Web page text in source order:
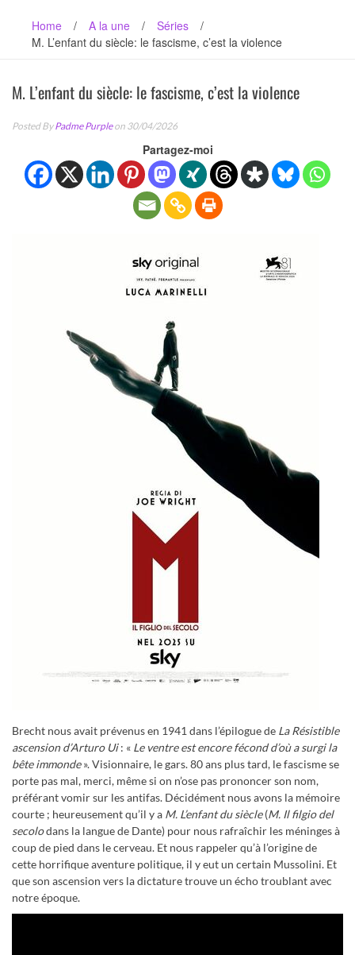
Home / A la une / Séries
/
M. L’enfant du siècle: le fascisme, c’est la violence
M. L’enfant du siècle: le fascisme, c’est la violence
Posted ByPadme Purpleon 30/04/2026
Partagez-moi
Brecht nous avait prévenus en 1941 dans l’épilogue de La Résistible
ascension d’Arturo Ui: « Le ventre est encore fécond d’où a surgi la
bête immonde». Visionnaire, le gars. 80 ans plus tard, le fascisme se
porte pas mal, merci, même si on n’ose pas prononcer son nom,
préférant vomir sur les antifas. Décidément nous avons la mémoire
courte ; heureusement qu’il y a M. L’enfant du siècle(M. Il filgio del
secolodans la langue de Dante) pour nous rafraîchir les méninges à
coup de pied dans le cerveau. Et nous rappeler qu’à l’origine de
cette horrifique aventure politique, il y eut un certain Mussolini. Et
que son ascension vers la dictature trouve un écho troublant avec
notre époque.